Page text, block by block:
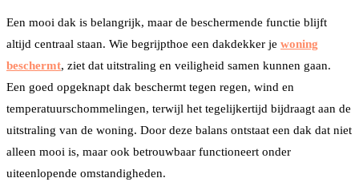
Een mooi dak is belangrijk, maar de beschermende functie blijft
altijd centraal staan. Wie begrijpthoe een dakdekker je woning
beschermt, ziet dat uitstraling en veiligheid samen kunnen gaan.
Een goed opgeknapt dak beschermt tegen regen, wind en
temperatuurschommelingen, terwijl het tegelijkertijd bijdraagt aan de
uitstraling van de woning. Door deze balans ontstaat een dak dat niet
alleen mooi is, maar ook betrouwbaar functioneert onder
uiteenlopende omstandigheden.